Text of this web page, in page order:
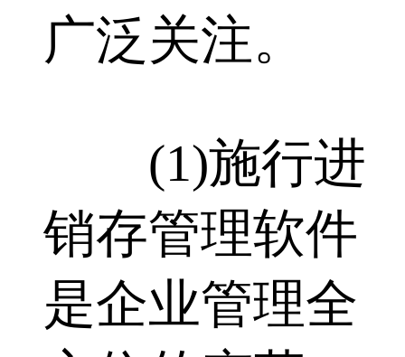
广泛关注。
(1)施行进
销存管理软件
是企业管理全